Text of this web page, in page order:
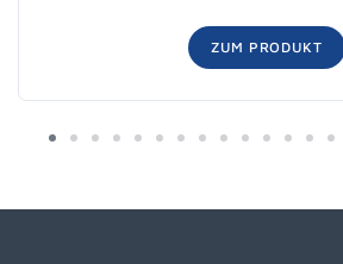
ZUM PRODUKT